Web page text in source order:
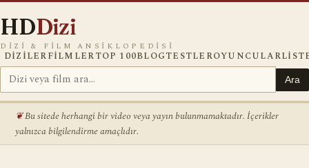
HDDizi
DIZI & FILM ANSIKLOPEDISI
DIZILERFILMLERTOP 100BLOGTESTLEROYUNCULAR
Ara
Bu sitede herhangi bir video veya yayın bulunmamaktadır. İçerikler
yalnızca bilgilendirme amaçlıdır.